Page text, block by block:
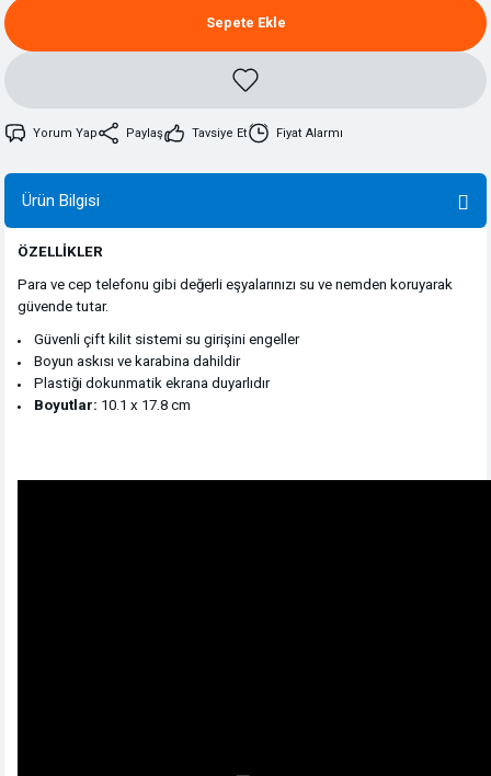
Sepete Ekle
Yorum Yap Paylaş Tavsiye Et Fiyat Alarmı
Ürün Bilgisi
ÖZELLİKLER
Para ve cep telefonu gibi değerli eşyalarınızı su ve nemden koruyarak
güvende tutar.
Güvenli çift kilit sistemi su girişini engeller
Boyun askısı ve karabina dahildir
Plastiği dokunmatik ekrana duyarlıdır
Boyutlar: 10.1 x 17.8 cm